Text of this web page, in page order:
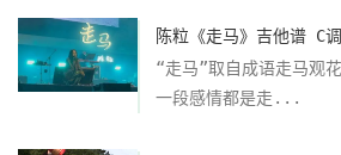
陈粒《走马》吉他谱 C
“走马”取自成语走马观
一段感情都是走...